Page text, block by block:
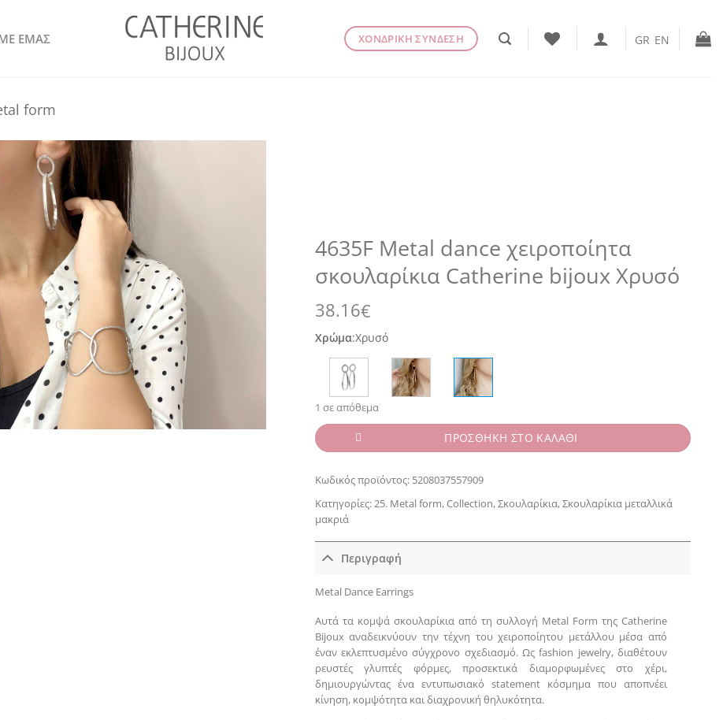
ΕΜΑΣ ΧΟΝΔΡΙΚΗ ΣΥΝΔΕΣΗ GR EN
form
4635F Metal dance χειροποίητα
σκουλαρίκια Catherine bijoux Χρυσό
38.16€
Χρώμα:Χρυσό
1 σε απόθεμα
ΠΡΟΣΘΗΚΗ ΣΤΟ ΚΑΛΑΘΙ
Κωδικός προϊόντος: 5208037557909
Κατηγορίες:25. Metal form,Collection,Σκουλαρίκια,Σκουλαρίκια μεταλλικά
μακριά
Περιγραφή
Metal Dance Earrings
Αυτά τα κομψά σκουλαρίκια από τη συλλογή Metal Form της Catherine
Bijoux αναδεικνύουν την τέχνη του χειροποίητου μετάλλου μέσα από
έναν εκλεπτυσμένο σύγχρονο σχεδιασμό. Ως fashion jewelry, διαθέτουν
ρευστές γλυπτές φόρμες, προσεκτικά διαμορφωμένες στο χέρι,
δημιουργώντας ένα εντυπωσιακό statement κόσμημα που αποπνέει
κίνηση, κομψότητα και διαχρονική θηλυκότητα.